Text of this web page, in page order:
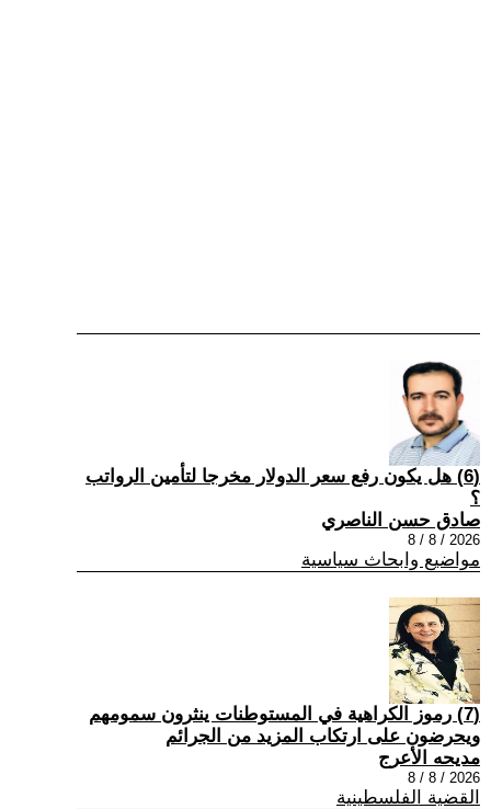
(6) هل يكون رفع سعر الدولار مخرجا لتأمين الرواتب
؟
صادق حسن الناصري
2026 / 8 / 8
مواضيع وابحاث سياسية
(7) رموز الكراهية في المستوطنات ينثرون سمومهم
ويحرضون على ارتكاب المزيد من الجرائم
مديحه الأعرج
2026 / 8 / 8
القضية الفلسطينية